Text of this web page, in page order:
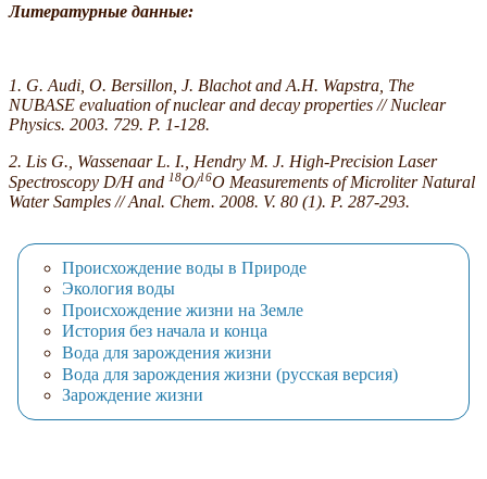
Литературные данные:
1. G. Audi, O. Bersillon, J. Blachot and A.H. Wapstra, The
NUBASE evaluation of nuclear and decay properties // Nuclear
Physics. 2003. 729. P. 1-128.
2. Lis G., Wassenaar L. I., Hendry M. J. High-Precision Laser
Spectroscopy D/H and 18O/16O Measurements of Microliter Natural
Water Samples // Anal. Chem. 2008. V. 80 (1). P. 287-293.
Происхождение воды в Природе
Экология воды
Происхождение жизни на Земле
История без начала и конца
Вода для зарождения жизни
Вода для зарождения жизни (русская версия)
Зарождение жизни